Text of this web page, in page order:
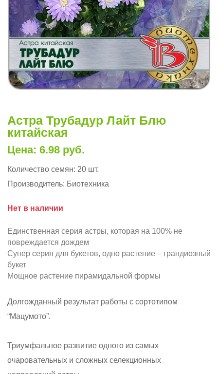
Астра Трубадур Лайт Блю
китайская
Цена: 6.98 руб.
Количество семян: 20 шт.
Производитель: Биотехника
Нет в наличии
Единственная серия астры, которая на 100% не
повреждается дождем
Супер серия для букетов, одно растение – грандиозный
букет
Мощное растение пирамидальной формы
Долгожданный результат работы с сортотипом
“Мацумото”.
Триумфальное развитие одного из самых
очаровательных и сложных селекционных